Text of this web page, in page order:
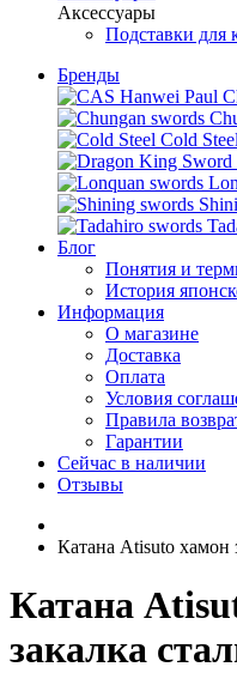
Аксессуары
Подставки для
Бренды
Cold Steel
Блог
Понятия и
История
Информация
О магазине
Доставка
Оплата
Условия
Правила
Гарантии
Сейчас в наличии
Отзывы
Катана Atisuto хамон
Катана
закалка